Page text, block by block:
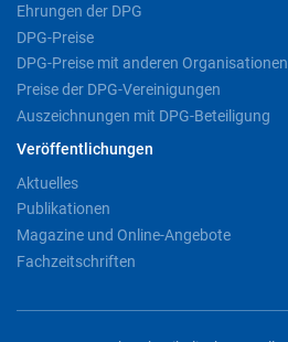
Ehrungen der DPG
DPG-Preise
DPG-Preise mit anderen Organisationen
Preise der DPG-Vereinigungen
Auszeichnungen mit DPG-Beteiligung
Veröffentlichungen
Aktuelles
Publikationen
Magazine und Online-Angebote
Fachzeitschriften